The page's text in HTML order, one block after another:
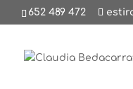
652 489 472